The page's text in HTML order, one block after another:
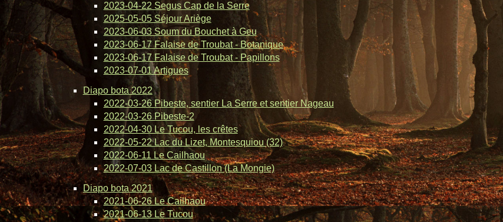
2023-04-22 Segus Cap de la Serre
2025-05-05 Séjour Ariège
2023-06-03 Soum du Bouchet à Geu
2023-06-17 Falaise de Troubat - Botanique
2023-06-17 Falaise de Troubat - Papillons
2023-07-01 Artigues
Diapo bota 2022
2022-03-26 Pibeste, sentier La Serre et sentier Nageau
2022-03-26 Pibeste-2
2022-04-30 Le Tucou, les crêtes
2022-05-22 Lac du Lizet, Montesquiou (32)
2022-06-11 Le Cailhaou
2022-07-03 Lac de Castillon (La Mongie)
Diapo bota 2021
2021-06-26 Le Cailhaou
2021-06-13 Le Tucou